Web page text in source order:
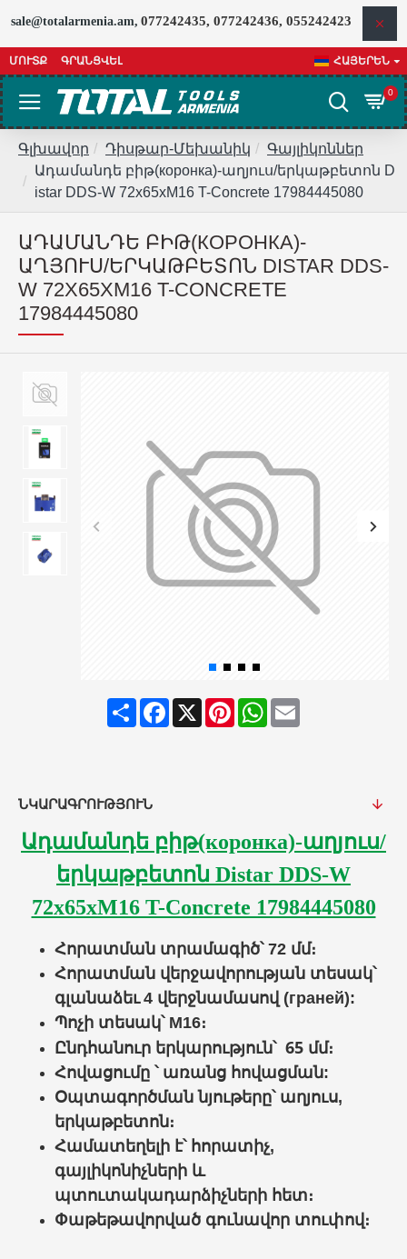
sale@totalarmenia.am, 077242435, 077242436, 055242423
ՄՈՒՏՔ ԳՐԱՆՑՎԵԼ ՀԱՅԵՐԵՆ
0
Գլխավոր Դիսթար-Մեխանիկ
Գայլիկոններ
Ադամանդե բիթ(коронка)-աղյուս/երկաթբետոն D
istar DDS-W 72x65xМ16 T-Concrete 17984445080
ԱԴԱՄԱՆԴԵ ԲԻԹ(КОРОНКА)-
ԱՂՅՈՒՍ/ԵՐԿԱԹԲԵՏՈՆ DISTAR DDS-
W 72X65XМ16 T-CONCRETE
17984445080
ShareFacebook
X PinterestWhatsApp
Email
ՆԿԱՐԱԳՐՈՒԹՅՈՒՆ
Ադամանդե բիթ(коронка)-աղյուս/
երկաթբետոն Distar DDS-W
72x65xМ16 T-Concrete 17984445080
Հորատման տրամագիծ՝ 72 մմ։
Հորատման վերջավորության տեսակ՝
գլանաձեւ 4 վերջնամասով (граней):
Պոչի տեսակ՝ M16։
Ընդհանուր երկարություն՝ 65 մմ։
Հովացումը ՝ առանց հովացման:
Օպտագործման նյութերը՝ աղյուս,
երկաթբետոն։
Համատեղելի է՝հորատիչ,
գայլիկոնիչների և
պտուտակադարձիչների հետ։
Փաթեթավորված գունավոր տուփով։